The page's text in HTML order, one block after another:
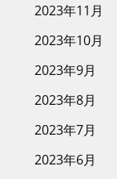
2023年11月
2023年10月
2023年9月
2023年8月
2023年7月
2023年6月